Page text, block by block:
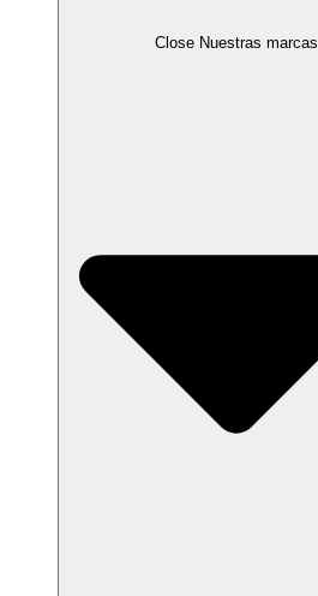
Close Nuestras marcas